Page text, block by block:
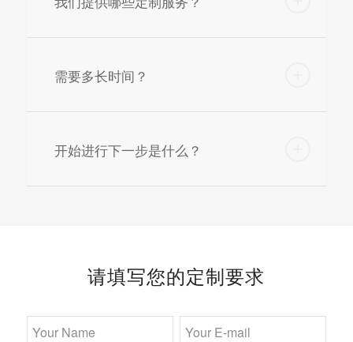
需要多长时间？
开始进行下一步是什么？
请填写您的定制要求